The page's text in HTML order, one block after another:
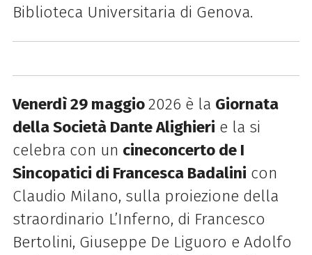
Biblioteca Universitaria di Genova.
Venerdì 29 maggio2026 è la Giornata
della Società Dante Alighieri e la si
celebra con un cineconcerto de I
Sincopatici di Francesca Badalini con
Claudio Milano, sulla proiezione della
straordinario L’Inferno, di Francesco
Bertolini, Giuseppe De Liguoro e Adolfo